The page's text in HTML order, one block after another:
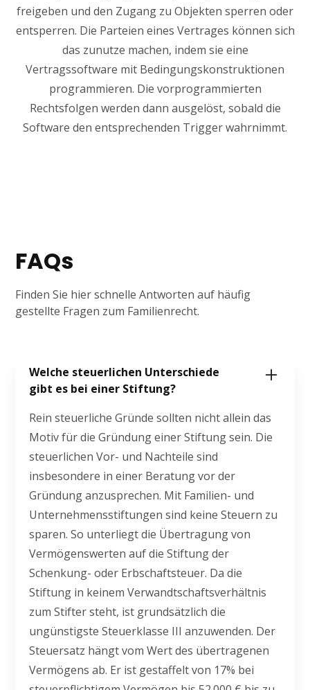
freigeben und den Zugang zu Objekten sperren oder
entsperren. Die Parteien eines Vertrages können sich
das zunutze machen, indem sie eine
Vertragssoftware mit Bedingungskonstruktionen
programmieren. Die vorprogrammierten
Rechtsfolgen werden dann ausgelöst, sobald die
Software den entsprechenden Trigger wahrnimmt.
FAQs
Finden Sie hier schnelle Antworten auf häufig
gestellte Fragen zum Familienrecht.
Welche steuerlichen Unterschiede
gibt es bei einer Stiftung?
Rein steuerliche Gründe sollten nicht allein das
Motiv für die Gründung einer Stiftung sein. Die
steuerlichen Vor- und Nachteile sind
insbesondere in einer Beratung vor der
Gründung anzusprechen. Mit Familien- und
Unternehmensstiftungen sind keine Steuern zu
sparen. So unterliegt die Übertragung von
Vermögenswerten auf die Stiftung der
Schenkung- oder Erbschaftsteuer. Da die
Stiftung in keinem Verwandtschaftsverhältnis
zum Stifter steht, ist grundsätzlich die
ungünstigste Steuerklasse III anzuwenden. Der
Steuersatz hängt vom Wert des übertragenen
Vermögens ab. Er ist gestaffelt von 17% bei